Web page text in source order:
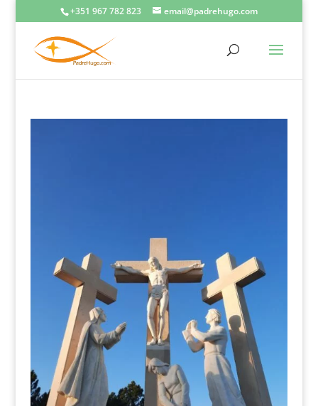
+351 967 782 823 email@padrehugo.com